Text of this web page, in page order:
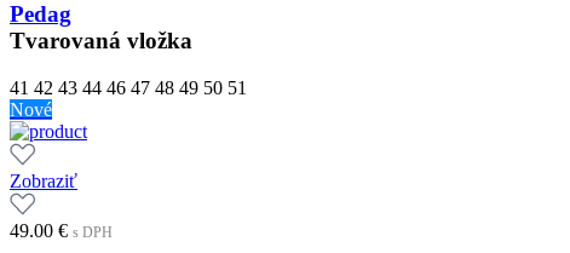
Pedag
Tvarovaná vložka
41 42 43 44 46 47 48 49 50 51
Nové
Zobraziť
49.00 € s DPH